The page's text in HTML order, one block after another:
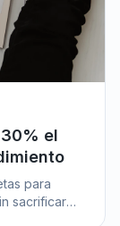
el
para
sacrificar